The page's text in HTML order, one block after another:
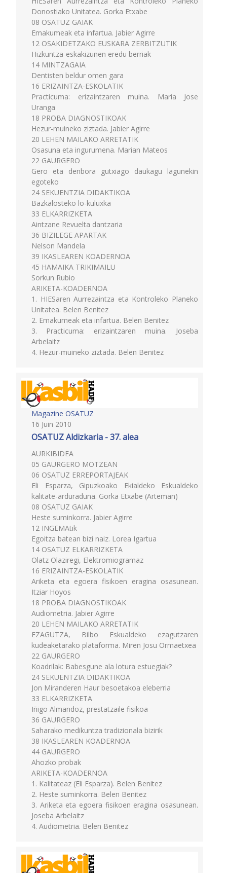
Donostiako Unitatea. Gorka Etxabe
08 OSATUZ GAIAK
Emakumeak eta infartua. Jabier Agirre
12 OSAKIDETZAKO EUSKARA ZERBITZUTIK
Hizkuntza-eskakizunen eredu berriak
14 MINTZAGAIA
Dentisten beldur omen gara
16 ERIZAINTZA-ESKOLATIK
Practicuma: erizaintzaren muina. Maria Jose
Uranga
18 PROBA DIAGNOSTIKOAK
Hezur-muineko ziztada. Jabier Agirre
20 LEHEN MAILAKO ARRETATIK
Osasuna eta ingurumena. Marian Mateos
22 GAURGERO
Gero eta denbora gutxiago daukagu lagunekin
egoteko
24 SEKUENTZIA DIDAKTIKOA
Bazkalosteko lo-kuluxka
33 ELKARRIZKETA
Aintzane Revuelta dantzaria
36 BIZILEGE APARTAK
Nelson Mandela
39 IKASLEAREN KOADERNOA
45 HAMAIKA TRIKIMAILU
Sorkun Rubio
ARIKETA-KOADERNOA
1. HIESaren Aurrezaintza eta Kontroleko Planeko
Unitatea. Belen Benitez
2. Emakumeak eta infartua. Belen Benitez
3. Practicuma: erizaintzaren muina. Joseba
Arbelaitz
4. Hezur-muineko ziztada. Belen Benitez
Magazine OSATUZ
16 Juin 2010
OSATUZ Aldizkaria - 37. alea
AURKIBIDEA
05 GAURGERO MOTZEAN
06 OSATUZ ERREPORTAJEAK
Eli Esparza, Gipuzkoako Ekialdeko Eskualdeko
kalitate-arduraduna. Gorka Etxabe (Arteman)
08 OSATUZ GAIAK
Heste suminkorra. Jabier Agirre
12 INGEMAtik
Egoitza batean bizi naiz. Lorea Igartua
14 OSATUZ ELKARRIZKETA
Olatz Olaziregi, Elektromiogramaz
16 ERIZAINTZA-ESKOLATIK
Ariketa eta egoera fisikoen eragina osasunean.
Itziar Hoyos
18 PROBA DIAGNOSTIKOAK
Audiometria. Jabier Agirre
20 LEHEN MAILAKO ARRETATIK
EZAGUTZA, Bilbo Eskualdeko ezagutzaren
kudeaketarako plataforma. Miren Josu Ormaetxea
22 GAURGERO
Koadrilak: Babesgune ala lotura estuegiak?
24 SEKUENTZIA DIDAKTIKOA
Jon Miranderen Haur besoetakoa eleberria
33 ELKARRIZKETA
Iñigo Almandoz, prestatzaile fisikoa
36 GAURGERO
Saharako medikuntza tradizionala bizirik
38 IKASLEAREN KOADERNOA
44 GAURGERO
Ahozko probak
ARIKETA-KOADERNOA
1. Kalitateaz (Eli Esparza). Belen Benitez
2. Heste suminkorra. Belen Benitez
3. Ariketa eta egoera fisikoen eragina osasunean.
Joseba Arbelaitz
4. Audiometria. Belen Benitez